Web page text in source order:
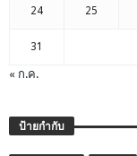
24 25
31
« ก.ค.
ป้ายกำกับ